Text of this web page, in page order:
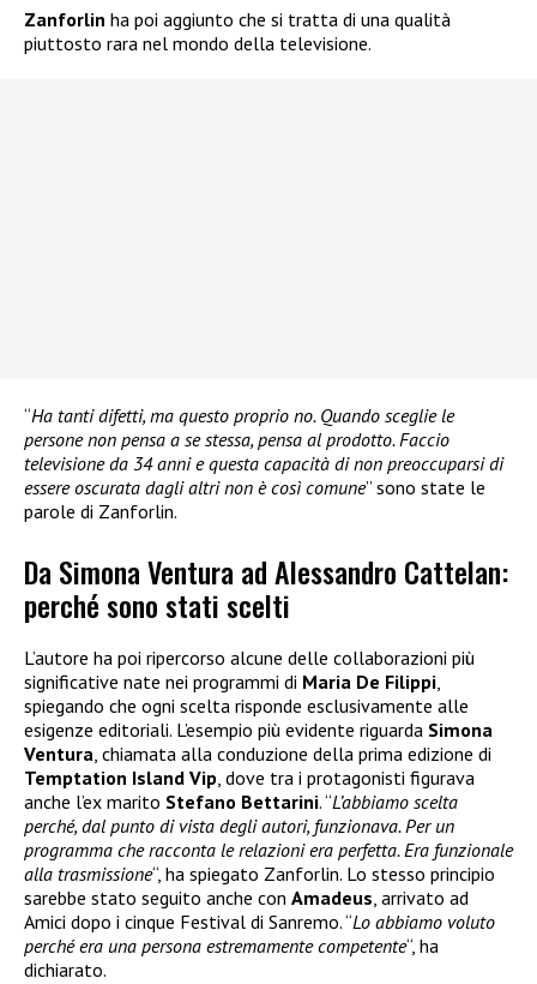
Zanforlin ha poi aggiunto che si tratta di una qualità
piuttosto rara nel mondo della televisione.
“Ha tanti difetti, ma questo proprio no. Quando sceglie le
persone non pensa a se stessa, pensa al prodotto. Faccio
televisione da 34 anni e questa capacità di non preoccuparsi di
essere oscurata dagli altri non è così comune” sono state le
parole di Zanforlin.
Da Simona Ventura ad Alessandro Cattelan:
perché sono stati scelti
L’autore ha poi ripercorso alcune delle collaborazioni più
significative nate nei programmi di Maria De Filippi,
spiegando che ogni scelta risponde esclusivamente alle
esigenze editoriali. L’esempio più evidente riguarda Simona
Ventura, chiamata alla conduzione della prima edizione di
Temptation Island Vip, dove tra i protagonisti figurava
anche l’ex marito Stefano Bettarini. “L’abbiamo scelta
perché, dal punto di vista degli autori, funzionava. Per un
programma che racconta le relazioni era perfetta. Era funzionale
alla trasmissione“, ha spiegato Zanforlin. Lo stesso principio
sarebbe stato seguito anche con Amadeus, arrivato ad
Amici dopo i cinque Festival di Sanremo. “Lo abbiamo voluto
perché era una persona estremamente competente“, ha
dichiarato.